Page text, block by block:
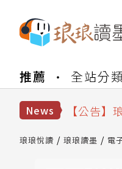
推薦 全站分
News
【公告】
【公告】
【公告】
琅琅悅讀 琅琅讀墨 電